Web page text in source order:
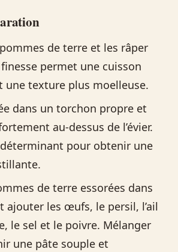
de terre et les râper
permet une cuisson
une texture plus moelleuse.
dans un torchon propre et
au-dessus de l’évier.
pour obtenir une
de terre essorées dans
ajouter les œufs, le persil, l’ail
le sel et le poivre. Mélanger
une pâte souple et